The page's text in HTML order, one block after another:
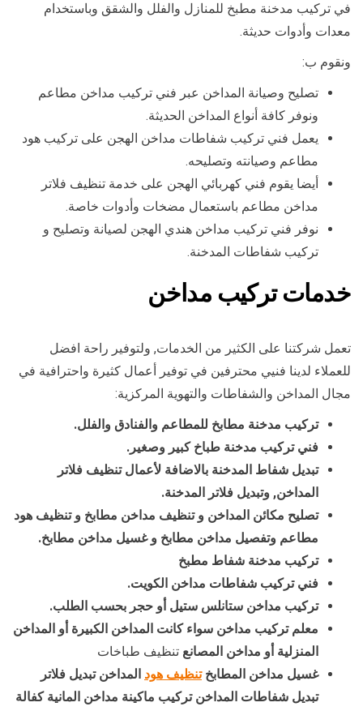
في تركيب مدخنة مطبخ للمنازل والفلل والشقق وباستخدام
معدات وأدوات حديثة.
ونقوم ب:
تصليح وصيانة المداخن عبر فني تركيب مداخن مطاعم
ونوفر كافة أنواع المداخن الحديثة.
يعمل فني تركيب شفاطات مداخن الهجن على تركيب هود
مطاعم وصيانته وتصليحه.
أيضا يقوم فني كهربائي الهجن على خدمة تنظيف فلاتر
مداخن مطاعم باستعمال مضخات وأدوات خاصة.
نوفر فني تركيب مداخن هندي الهجن لصيانة وتصليح و
تركيب شفاطات المدخنة.
خدمات تركيب مداخن
تعمل شركتنا على الكثير من الخدمات, ولتوفير راحة افضل
للعملاء لدينا فنيي محترفين في توفير أعمال كثيرة واحترافية في
مجال المداخن والشفاطات والتهوية المركزية:
تركيب مدخنة مطابخ للمطاعم والفنادق والفلل.
فني تركيب مدخنة طباخ كبير وصغير.
تبديل شفاط المدخنة بالاضافة لأعمال تنظيف فلاتر
المداخن, وتبديل فلاتر المدخنة.
تصليح مكائن المداخن و تنظيف مداخن مطابخ و تنظيف هود
مطاعم وتفصيل مداخن مطابخ و غسيل مداخن مطابخ.
تركيب مدخنة شفاط مطبخ
فني تركيب شفاطات مداخن الكويت.
تركيب مداخن ستانلس ستيل أو حجر بحسب الطلب.
معلم تركيب مداخن سواء كانت المداخن الكبيرة أو المداخن
المنزلية أو مداخن المصانع تنظيف طباخات
غسيل مداخن المطابختنظيف هود المداخن تبديل فلاتر
تبديل شفاطات المداخن تركيب ماكينة مداخن المانية كفالة